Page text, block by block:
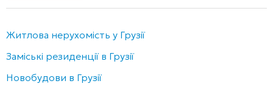
Житлова нерухомість у Грузії
Заміські резиденції в Грузії
Новобудови в Грузії